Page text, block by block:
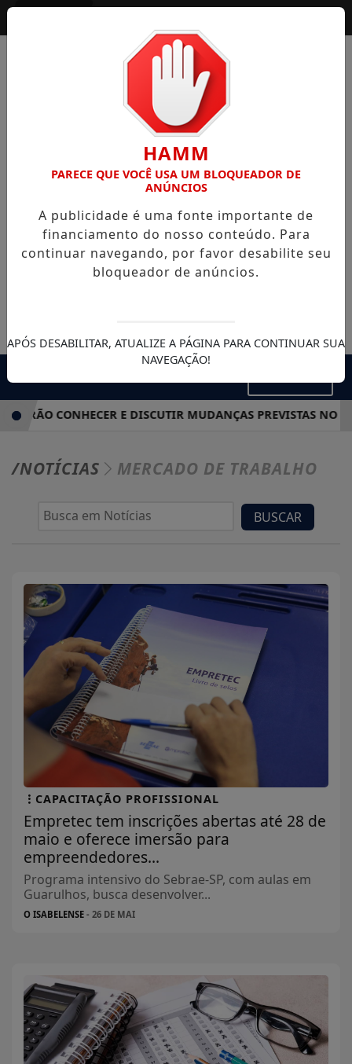
CONHECER E DISCUTIR MUDANÇAS PREVISTAS NO
/NOTÍCIAS MERCADO DE TRABALHO
BUSCAR
CAPACITAÇÃO PROFISSIONAL
Empretec tem inscrições abertas até 28 de
maio e oferece imersão para
empreendedores...
Programa intensivo do Sebrae-SP, com aulas em
Guarulhos, busca desenvolver...
O ISABELENSE - 26 DE MAI
HAMM
PARECE QUE VOCÊ USA UM BLOQUEADOR DE
ANÚNCIOS
A publicidade é uma fonte importante de
financiamento do nosso conteúdo. Para
continuar navegando, por favor desabilite seu
bloqueador de anúncios.
APÓS DESABILITAR, ATUALIZE A PÁGINA PARA CONTINUAR SUA
NAVEGAÇÃO!